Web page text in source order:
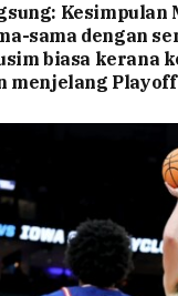
Kesimpulan
sama dengan
biasa kerana
menjelang Playoff